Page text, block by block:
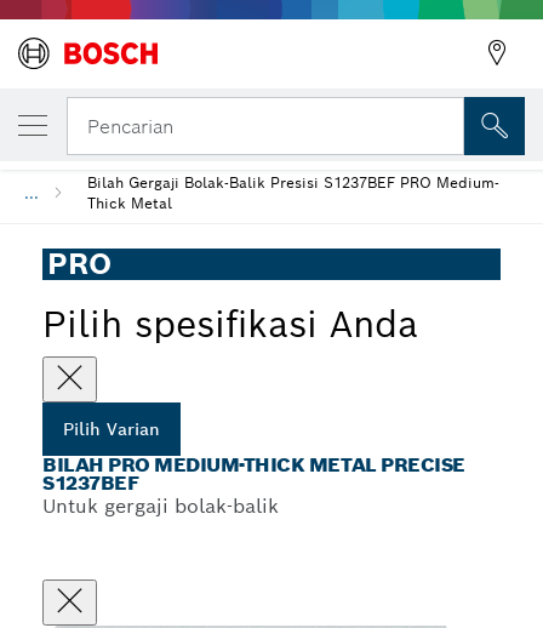
Pencarian
...
Bilah Gergaji Bolak-Balik Presisi S1237BEF PRO Medium-
Thick Metal
PRO
Pilih spesifikasi Anda
Pilih Varian
BILAH PRO MEDIUM-THICK METAL PRECISE
S1237BEF
Untuk gergaji bolak-balik
VARIAN PILIHAN ANDA
Bilah PRO Medium-Thick Metal precise